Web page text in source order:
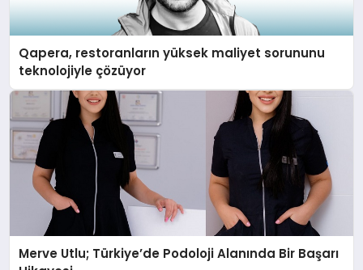
Qapera, restoranların yüksek maliyet sorununu
teknolojiyle çözüyor
Merve Utlu; Türkiye’de Podoloji Alanında Bir Başarı